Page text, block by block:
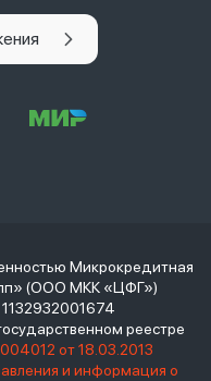
Микрокредитная
(ООО МКК «ЦФГ»)
реестре
от 18.03.2013
и информация о